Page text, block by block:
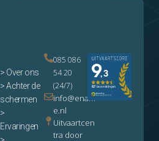
> Over ons
> Achter de
schermen
>
Ervaringen
085 086
54 20
(24/7)
info@enam
e.nl
Uitvaartcen
tra door